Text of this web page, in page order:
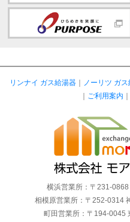
リンナイ ガス給湯器｜ ノーリツ ガ
｜ ご利用案内 ｜
横浜営業所：〒231-
相模原営業所：〒252-0314
町田営業所：〒194-0045